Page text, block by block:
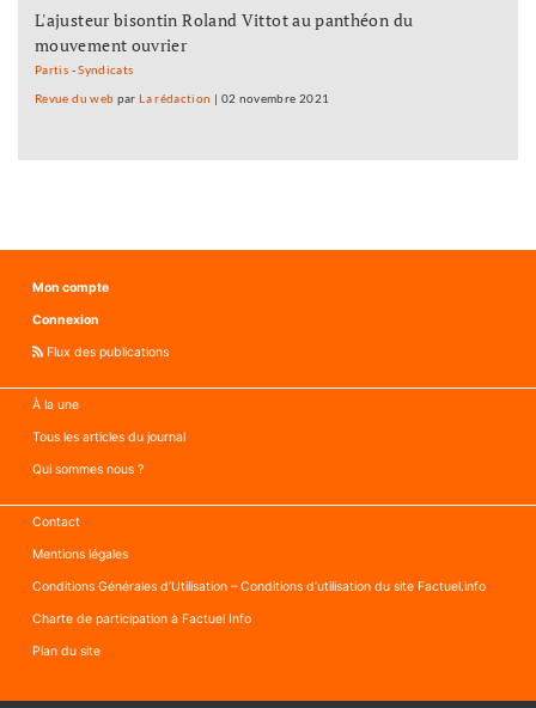
L'ajusteur bisontin Roland Vittot au panthéon du
mouvement ouvrier
Partis -Syndicats
Revue du web par La rédaction 02 novembre 2021
Mon compte
Connexion
Flux des publications
À la une
Tous les articles du journal
Qui sommes nous ?
Contact
Mentions légales
Conditions Générales d’Utilisation – Conditions d’utilisation du site Factuel.info
Charte de participation à Factuel Info
Plan du site